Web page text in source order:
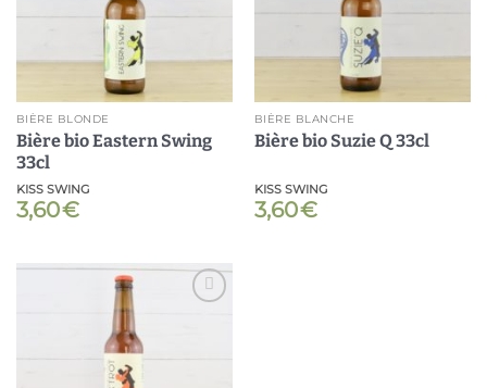
Ajouter
BIÈRE BLONDE
Bière bio Eastern Swing
33cl
KISS SWING
3,60€
BIÈRE BLANCHE
Bière bio Suzie Q 33cl
KISS SWING
3,60€